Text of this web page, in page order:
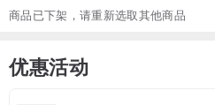
商品已下架，请重新选取其他商品
优惠活动